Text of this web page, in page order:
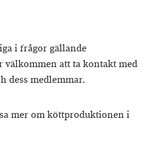
i frågor gällande
att ta kontakt med
dess medlemmar.
mer om köttproduktionen i